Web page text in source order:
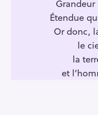
Étendue
Or donc,
le
la
et